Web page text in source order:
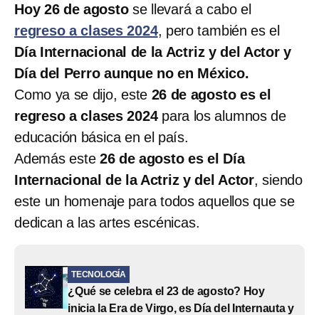
Hoy 26 de agosto se llevará a cabo el
regreso a clases 2024, pero también es el
Día Internacional de la Actriz y del Actor y
Día del Perro aunque no en México.
Como ya se dijo, este 26 de agosto es el
regreso a clases 2024para los alumnos de
educación básica en el país.
Además este 26 de agosto es el Día
Internacional de la Actriz y del Actor, siendo
este un homenaje para todos aquellos que se
dedican a las artes escénicas.
TECNOLOGÍA
¿Qué se celebra el 23 de agosto? Hoy
inicia la Era de Virgo, es Día del Internauta y